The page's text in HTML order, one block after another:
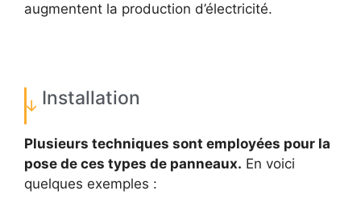
augmentent la production d’électricité.
Installation
Plusieurs techniques sont employées pour la
pose de ces types de panneaux. En voici
quelques exemples :